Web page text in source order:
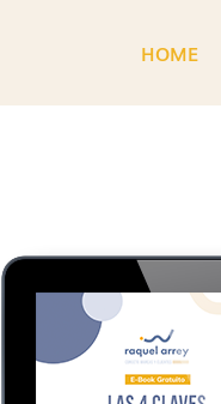
HOME